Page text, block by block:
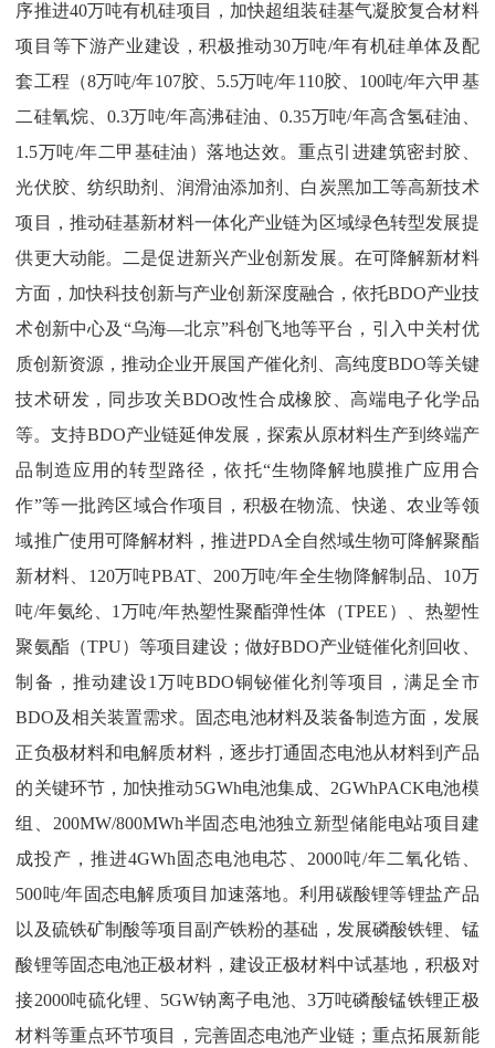
序推进40万吨有机硅项目，加快超组装硅基气凝胶复合材料
项目等下游产业建设，积极推动30万吨/年有机硅单体及配
套工程（8万吨/年107胶、 5.5万吨/年110胶、 100吨/年六甲基
二硅氧烷、 0.3万吨/年高沸硅油、0.35万吨/年高含氢硅油、
1.5万吨/年二甲基硅油）落地达效。重点引进建筑密封胶、
光伏胶、纺织助剂、润滑油添加剂、白炭黑加工等高新技术
项目，推动硅基新材料一体化产业链为区域绿色转型发展提
供更大动能。
二是促进新兴产业创新发展。 在可降解新材料
方面，加快科技创新与产业创新深度融合，依托BDO产业技
术创新中心及“乌海—北京”科创飞地等平台， 引入 中关村优
质创新资源，推动企业开展国产催化剂、高纯度BDO等关键
技术研发，同步攻关BDO改性合成橡胶、高端电子化学品
等。支持BDO产业链延伸发展，探索从原材料生产到终端产
品制造应用的转型路径，依托“生物降解地膜推广应用合
作”等一批跨区域合作项目，积极在物流、快递、农业等领
域推广使用可降解材料，推进PDA全自然域生物可降解聚酯
新材料、 120万吨PBAT、 200万吨/年全生物降解制品、 10万
吨/年氨纶、 1 万吨/年热塑性聚酯弹性体（TPEE ）、热塑性
聚氨酯（TPU）等项目建设；做好BDO产业链催化剂回收、
制备，推动建设1 万吨BDO铜铋催化剂等项目，满足全市
BDO及相关装置需求。固态电池材料及装备制造方面，发展
正负极材料和电解质材料，逐步打通固态电池从材料到产品
的关键环节，加快推动5GWh电池集成、 2GWhPACK电池模
组、 200MW/800MWh半固态电池独立新型储能电站项目建
成投产，推进4GWh 固态电池电芯、 2000吨/年二氧化锆、
500吨/年固态电解质项目加速落地。利用碳酸锂等锂盐产品
以及硫铁矿制酸等项目副产铁粉的基础，发展磷酸铁锂、锰
酸锂等固态电池正极材料，建设正极材料中试基地，积极对
接2000吨硫化锂、 5GW钠离子电池、3万吨磷酸锰铁锂正极
材料等重点环节项目，完善固态电池产业链；重点拓展新能